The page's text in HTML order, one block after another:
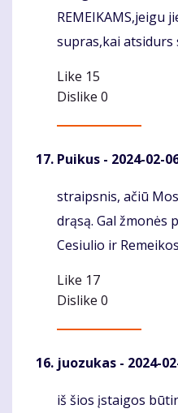
REMEIKAMS,jeigu
supras,kai atsidurs
Like 15
Dislike 0
Puikus - 2024-02-
Komentaras
straipsnis, ačiū
drąsą. Gal žmonės
Cesiulio ir
Like 17
Dislike 0
juozukas - 2024-
Komentaras
iš šios įstaigos